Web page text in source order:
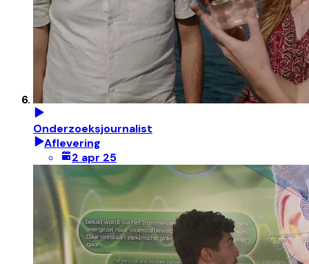
Onderzoeksjournalist
Aflevering
2 apr 25